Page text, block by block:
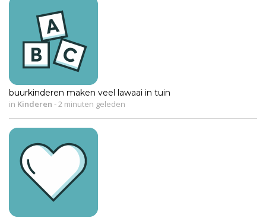
buurkinderen maken veel lawaai in tuin
in Kinderen -2 minuten geleden